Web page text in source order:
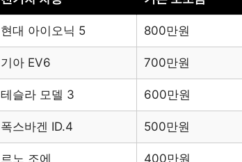
현대 아이오닉 5 800만원
기아 EV6 700만원
테슬라 모델 3 600만원
폭스바겐 ID.4 500만원
르노 조에 400만원